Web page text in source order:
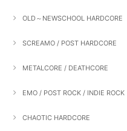
OLD～NEWSCHOOL HARDCORE
SCREAMO / POST HARDCORE
METALCORE / DEATHCORE
EMO / POST ROCK / INDIE ROCK
CHAOTIC HARDCORE